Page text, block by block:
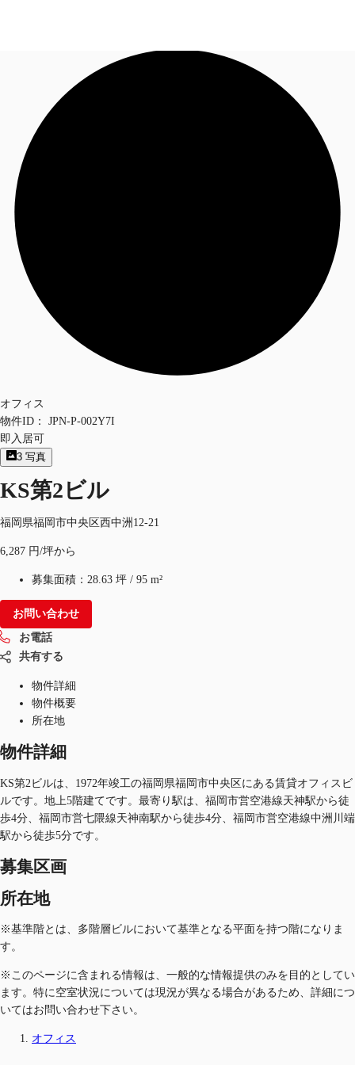
オフィス・事務所
倉庫・物流センター
お電話
オフィス
物件ID：
JPN-P-002Y7I
即入居可
3 写真
KS第2ビル
福岡県福岡市中央区西中洲12-21
6,287 円/坪から
募集面積： 28.63 坪 / 95 m²
お問い合わせ
お電話
共有する
物件詳細
物件概要
所在地
物件詳細
KS第2ビルは、1972年竣工の福岡県福岡市中央区にある賃貸オフィスビ
ルです。地上5階建てです。最寄り駅は、福岡市営空港線天神駅から徒
歩4分、福岡市営七隈線天神南駅から徒歩4分、福岡市営空港線中洲川端
駅から徒歩5分です。
募集区画
所在地
※基準階とは、多階層ビルにおいて基準となる平面を持つ階になりま
す。
※このページに含まれる情報は、一般的な情報提供のみを目的としてい
ます。特に空室状況については現況が異なる場合があるため、詳細につ
いてはお問い合わせ下さい。
オフィス